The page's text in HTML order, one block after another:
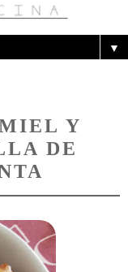
▼
Y
DE